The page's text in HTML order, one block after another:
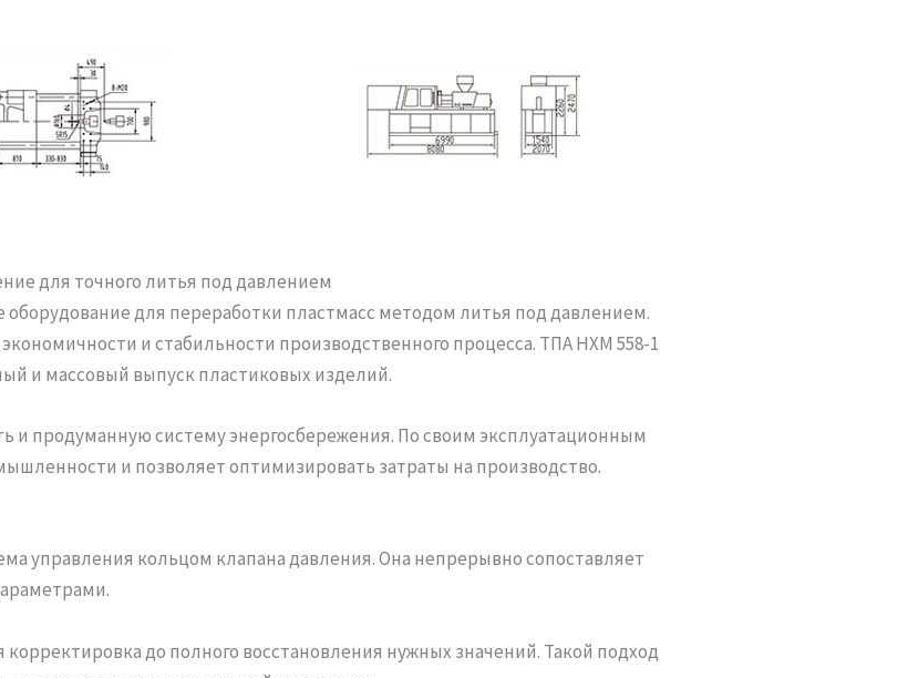
для точного литья под давлением
для переработки пластмасс методом литья под давлением.
и стабильности производственного процесса. ТПА HXM 558-1
и массовый выпуск пластиковых изделий.
и продуманную систему энергосбережения. По своим эксплуатационным
и позволяет оптимизировать затраты на производство.
управления кольцом клапана давления. Она непрерывно сопоставляет
до полного восстановления нужных значений. Такой подход